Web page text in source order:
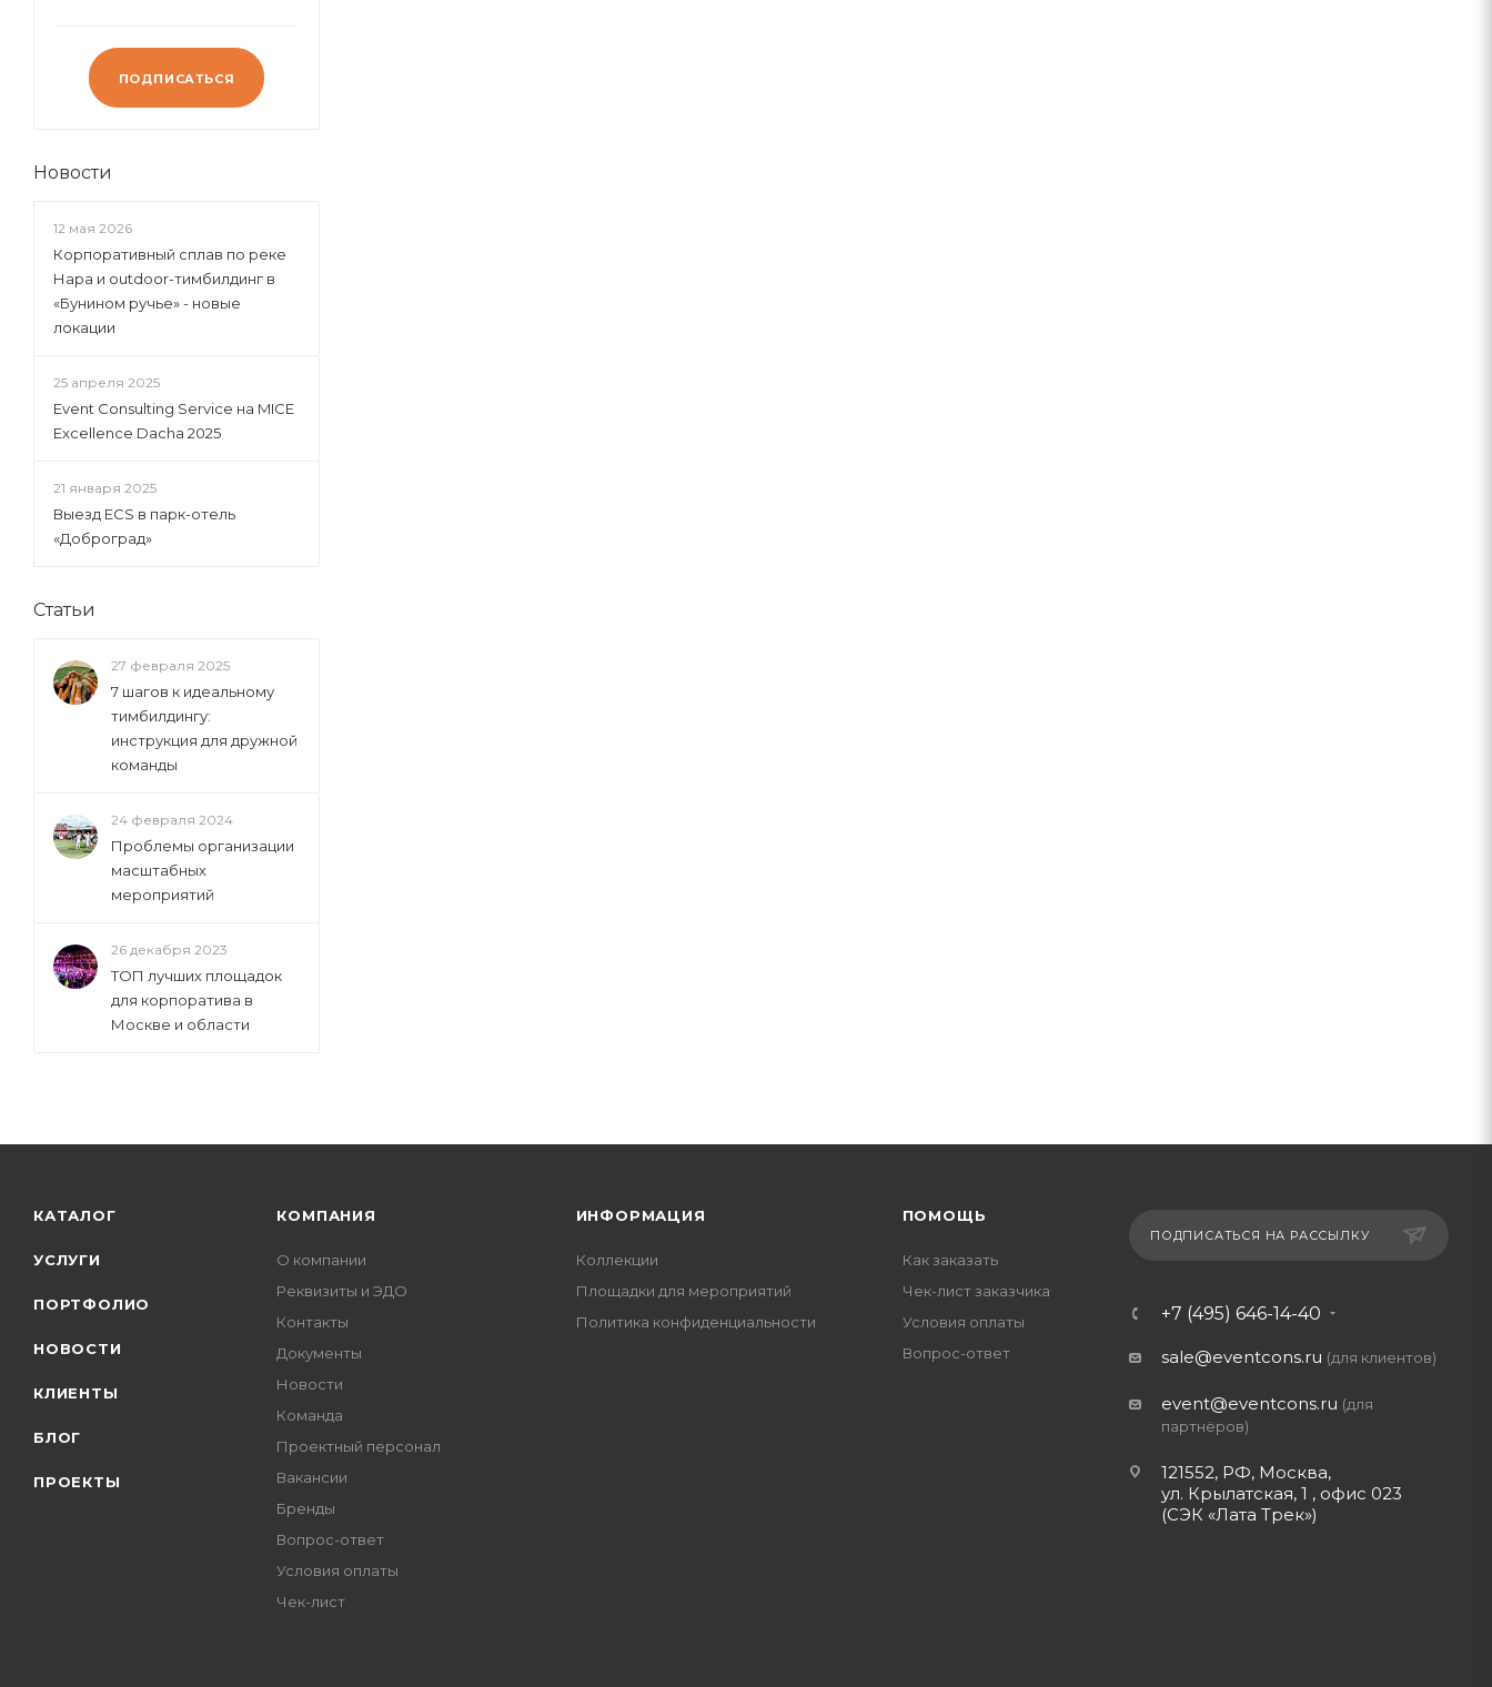
ПОДПИСАТЬСЯ
Новости
12 мая 2026
Корпоративный сплав по реке
Нара и outdoor-тимбилдинг в
«Бунином ручье» - новые
локации
25 апреля 2025
Event Consulting Service на MICE
Excellence Dacha 2025
21 января 2025
Выезд ECS в парк-отель
«Доброград»
Статьи
27 февраля 2025
7 шагов к идеальному
тимбилдингу:
инструкция для дружной
команды
24 февраля 2024
Проблемы организации
масштабных
мероприятий
26 декабря 2023
ТОП лучших площадок
для корпоратива в
Москве и области
КАТАЛОГ
УСЛУГИ
ПОРТФОЛИО
НОВОСТИ
КЛИЕНТЫ
БЛОГ
ПРОЕКТЫ
КОМПАНИЯ
О компании
Реквизиты и ЭДО
Контакты
Документы
Новости
Команда
Проектный персонал
Вакансии
Бренды
Вопрос-ответ
Условия оплаты
Чек-лист
ИНФОРМАЦИЯ
Коллекции
Площадки для мероприятий
Политика конфиденциальности
ПОМОЩЬ
Как заказать
Чек-лист заказчика
Условия оплаты
Вопрос-ответ
ПОДПИСАТЬСЯ НА РАССЫЛКУ
+7 (495) 646-14-40
sale@eventcons.ru (для клиентов)
event@eventcons.ru (для
партнёров)
121552, РФ, Москва,
ул. Крылатская, 1 , офис 023
(СЭК «Лата Трек»)